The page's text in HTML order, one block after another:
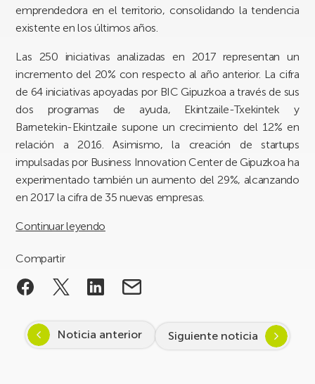
emprendedora en el territorio, consolidando la tendencia
existente en los últimos años.
Las 250 iniciativas analizadas en 2017 representan un
incremento del 20% con respecto al año anterior. La cifra
de 64 iniciativas apoyadas por BIC Gipuzkoa a través de sus
dos programas de ayuda, Ekintzaile-Txekintek y
Barnetekin-Ekintzaile supone un crecimiento del 12% en
relación a 2016. Asimismo, la creación de startups
impulsadas por Business Innovation Center de Gipuzkoa ha
experimentado también un aumento del 29%, alcanzando
en 2017 la cifra de 35 nuevas empresas.
Continuar leyendo
Compartir
Noticia anterior Siguiente noticia